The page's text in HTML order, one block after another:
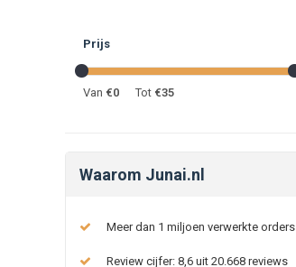
Prijs
Van €0 Tot €35
Waarom Junai.nl
Meer dan 1 miljoen verwerkte orders
Review cijfer: 8,6 uit 20.668 reviews